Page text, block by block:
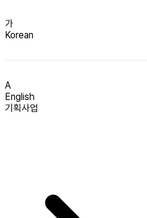
가
Korean
A
English
기획사업